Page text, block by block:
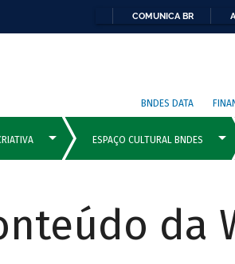
COMUNICA BR
BNDES DATA
da